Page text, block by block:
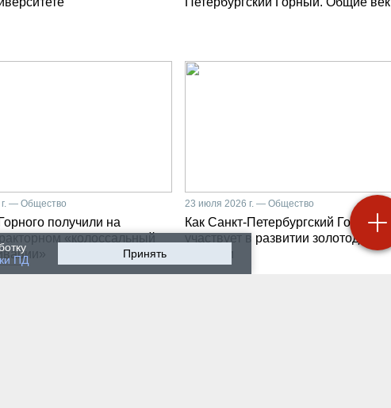
ПД Принять
— Общество
получили на
«колоссальный
23 июля 2026 г. — Общество
Как Санкт-Петербургский Горный
участвует в развитии
Бурятии